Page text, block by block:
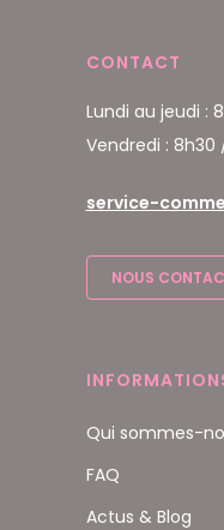
CONTACT
Lundi au jeudi :
Vendredi : 8h30
service-
NOUS
Qui sommes-
FAQ
Actus & Blog